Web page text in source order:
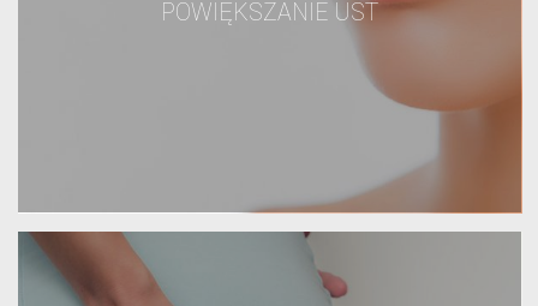
POWIĘKSZANIE UST